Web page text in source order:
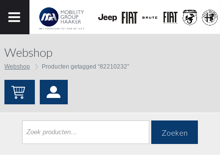
Webshop
Webshop Producten getagged “82210232”
Zoeken